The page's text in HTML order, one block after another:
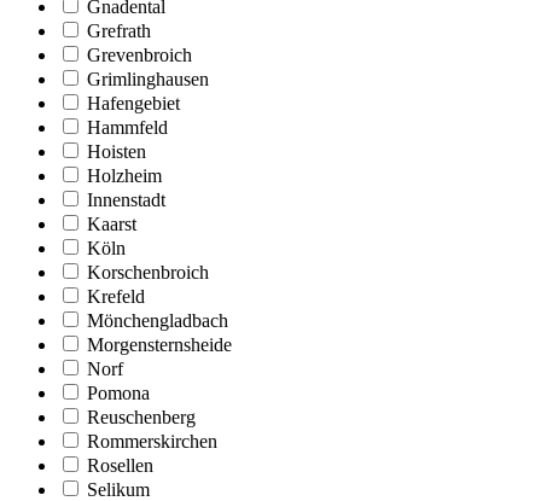
Gnadental
Grefrath
Grevenbroich
Grimlinghausen
Hafengebiet
Hammfeld
Hoisten
Holzheim
Innenstadt
Kaarst
Köln
Korschenbroich
Krefeld
Mönchengladbach
Morgensternsheide
Norf
Pomona
Reuschenberg
Rommerskirchen
Rosellen
Selikum